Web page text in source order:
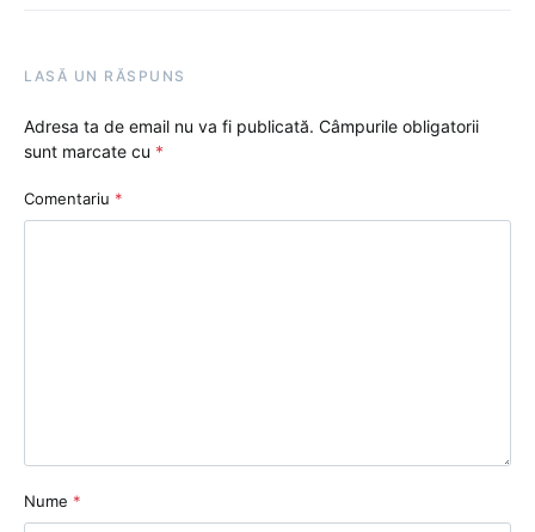
LASĂ UN RĂSPUNS
Adresa ta de email nu va fi publicată. Câmpurile obligatorii
sunt marcate cu *
Comentariu *
Nume *